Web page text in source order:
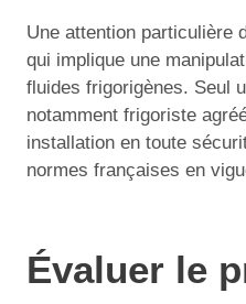
Une attention particulière
qui implique une
fluides frigorigènes. Seul
notamment frigoriste
installation en toute
normes françaises en
Évaluer le